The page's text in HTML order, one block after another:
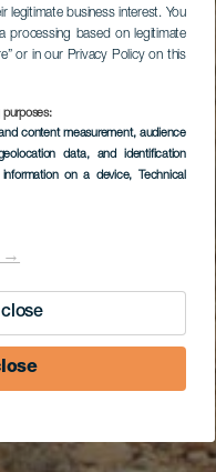
legitimate business interest. You
based on legitimate
or in our Privacy Policy on this
purposes:
content measurement, audience
data, and identification
on a device, Technical
→